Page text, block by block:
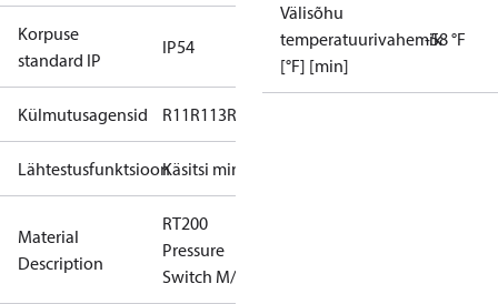
Korpuse
standard IP
IP54
Külmutusagensid R11R113R12
LähtestusfunktsioonKäsitsi min.
Material
Description
RT200
Pressure
Switch M/15
Välisõhu
temperatuurivahemik
[°F] [min]
-58 °F